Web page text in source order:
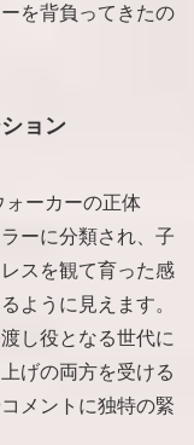
を背負ってきたの
ョン
ーカーの正体
ーに分類され、子
スを観て育った感
ように見えます。
し役となる世代に
げの両方を受ける
メントに独特の緊